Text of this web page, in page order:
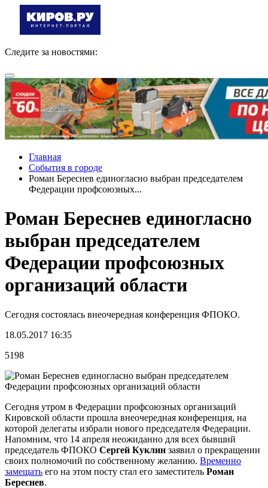
Следите за новостями:
Главная
События в городе
Роман Береснев единогласно выбран председателем
Федерации профсоюзных...
Роман Береснев единогласно
выбран председателем
Федерации профсоюзных
организаций области
Сегодня состоялась внеочередная конференция ФПОКО.
18.05.2017 16:35
5198
Сегодня утром в Федерации профсоюзных организаций
Кировской области прошла внеочередная конференция, на
которой делегаты избрали нового председателя Федерации.
Напомним, что 14 апреля неожиданно для всех бывший
председатель ФПОКО Сергей Куклин заявил о прекращении
своих полномочий по собственному желанию. Временно
замещать его на этом посту стал его заместитель Роман
Береснев.